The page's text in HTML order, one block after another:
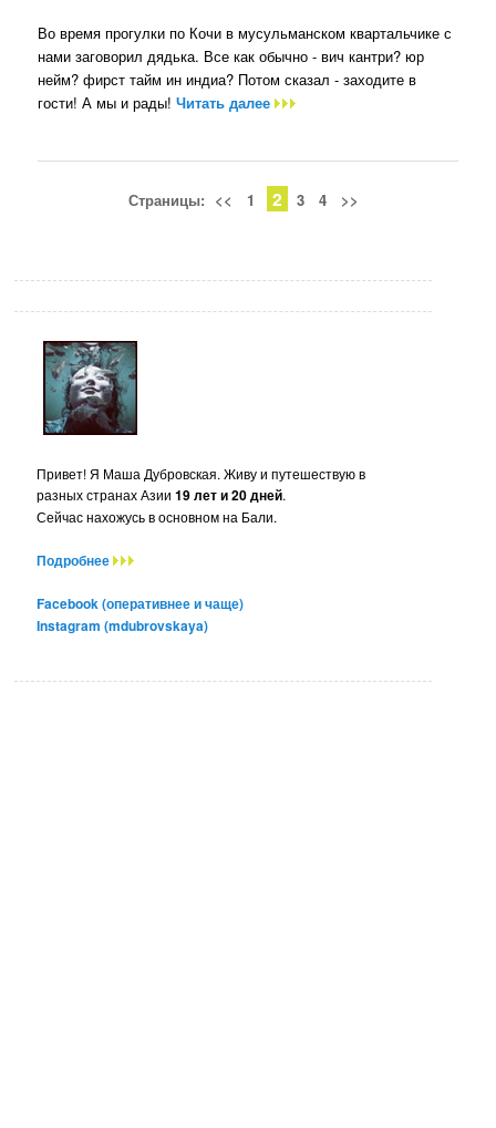
Во время прогулки по Кочи в мусульманском квартальчике с
нами заговорил дядька. Все как обычно - вич кантри? юр
нейм? фирст тайм ин индиа? Потом сказал - заходите в
гости! А мы и рады!Читать далее
Страницы: << 1 2 3 4 >>
Привет! Я Маша Дубровская. Живу и путешествую в
разных странах Азии19 лет и 20 дней.
Сейчас нахожусь в основном на Бали.
Подробнее
Facebook (оперативнее и чаще)
Instagram (mdubrovskaya)